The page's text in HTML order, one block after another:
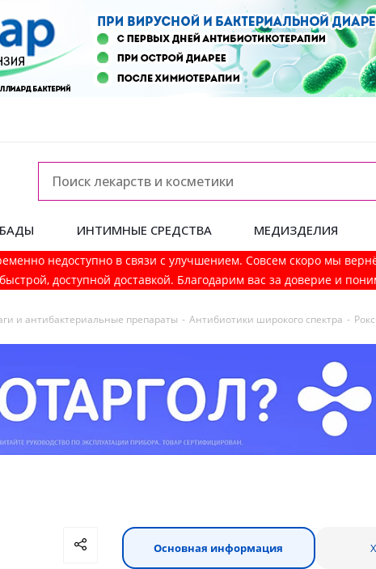
ИНТИМНЫЕ СРЕДСТВА МЕДИЗДЕЛИЯ
недоступно в связи с улучшением. Совсем скоро мы
быстрой, доступной доставкой. Благодарим вас за доверие и
и антибактериальные препараты - Антибиотики широкого спектра -
Основная информация